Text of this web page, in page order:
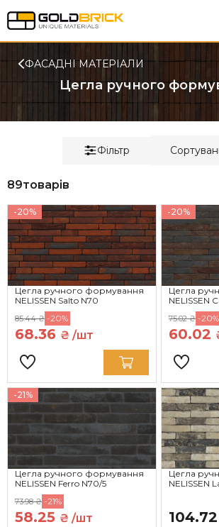
ФАСАДНІ МАТЕРІАЛИ
Цегла ручного
Фільтр
89товарів
-20%
Цегла ручного формування
NELISSEN Salto N70
85.44 ₴ -20%
68.36 ₴ /шт
-20%
Цегла
NELISSEN
75.02 ₴ -20%
60.02
-21%
Цегла ручного формування
NELISSEN Ferro N70/5
73.98 ₴ -21%
58.25 ₴ /шт
Цегла
NELISSEN
104.72